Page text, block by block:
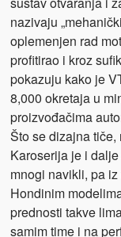
nazivaju
oplemenjen rad
profitirao i kroz
pokazuju kako je
8,000 okretaja u
proizvođačima
Što se dizajna
Karoserija je i
mnogi navikli, pa
Hondinim
prednosti takve
samim time i na